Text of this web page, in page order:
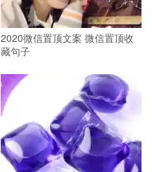
2020微信置顶文案 微信置顶收
藏句子